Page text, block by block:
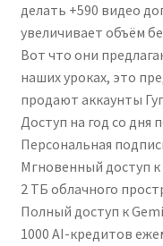
делать +590 видео
увеличивает объём
Вот что они
наших уроках, это
продают аккаунты
Доступ на год со дня
Персональная
Мгновенный доступ к
2 ТБ облачного
Полный доступ к
1000 AI-кредитов